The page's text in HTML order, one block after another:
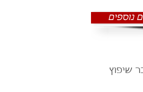
נוספים
שיפוץ